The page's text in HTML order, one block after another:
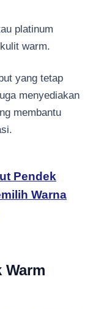
platinum
warm.
yang tetap
menyediakan
membantu
Pendek
Warna
Warm